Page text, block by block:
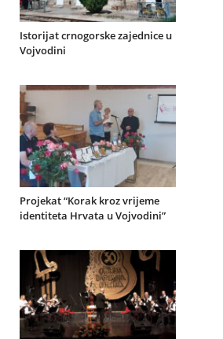
Istorijat crnogorske zajednice u
Vojvodini
Projekat “Korak kroz vrijeme
identiteta Hrvata u Vojvodini”